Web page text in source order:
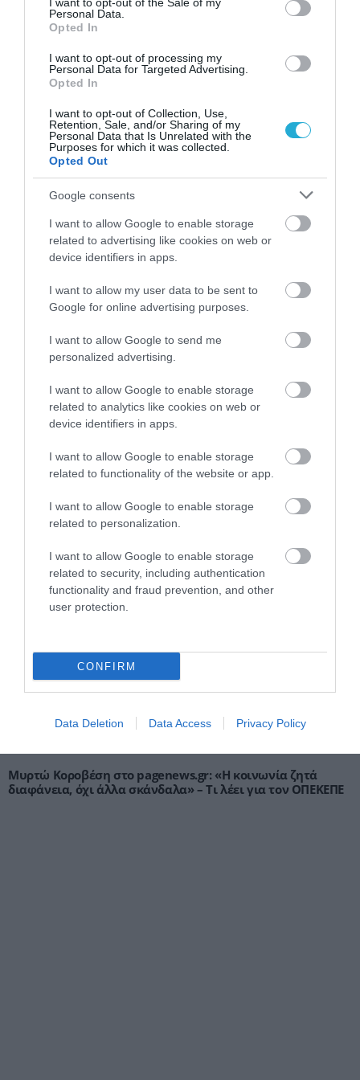
Personal Data.
Opted In
I want to opt-out of processing my
Personal Data for Targeted Advertising.
Opted In
I want to opt-out of Collection, Use,
Retention, Sale, and/or Sharing of my
Personal Data that Is Unrelated with the
Purposes for which it was collected.
Opted Out
Google consents
I want to allow Google to enable storage
related to advertising like cookies on web or
device identifiers in apps.
I want to allow my user data to be sent to
Google for online advertising purposes.
I want to allow Google to send me
personalized advertising.
I want to allow Google to enable storage
related to analytics like cookies on web or
device identifiers in apps.
I want to allow Google to enable storage
related to functionality of the website or app.
I want to allow Google to enable storage
related to personalization.
I want to allow Google to enable storage
related to security, including authentication
functionality and fraud prevention, and other
user protection.
CONFIRM
Data Deletion Data Access Privacy Policy
ΡΟΗ ΕΙΔΗΣΕΩΝ
PODCASTS
Μπαλατσούκας pagenews.gr:«Η κυβέρνηση θυμάται τους
στήριξη»
Γ.Βρεττάκος στο pagenews.gr: «Το ΠΑΣΟΚ μπλοκάρει τη
Συνταγματική Αναθεώρηση και φορτώνει ευθύνες στη
Μυρτώ Κοροβέση στο pagenews.gr: «Η κοινωνία ζητά
διαφάνεια, όχι άλλα σκάνδαλα» – Τι λέει για τον ΟΠΕΚΕΠΕ